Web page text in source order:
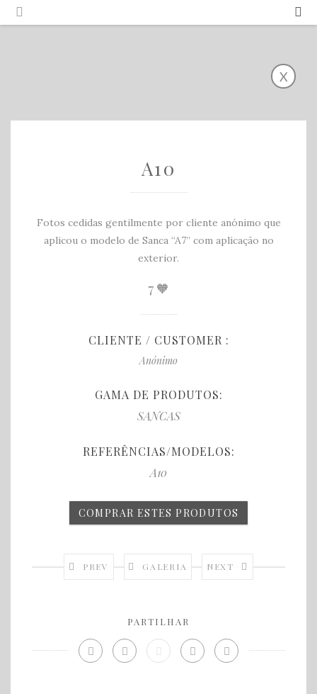
X
A10
Fotos cedidas gentilmente por cliente anónimo que
aplicou o modelo de Sanca “A7” com aplicação no
exterior.
7 🧡
CLIENTE / CUSTOMER :
Anónimo
GAMA DE PRODUTOS:
SANCAS
REFERÊNCIAS/MODELOS:
A10
COMPRAR ESTES PRODUTOS
PREV GALERIA NEXT
PARTILHAR